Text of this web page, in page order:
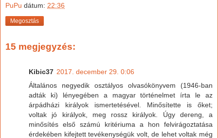
PuPu dátum: 22:36
Megosztás
15 megjegyzés:
Kibic37 2017. december 29. 0:06
Általános negyedik osztályos olvasókönyvem (1946-ban
adták ki) lényegében a magyar történelmet írta le az
árpádházi királyok ismertetésével. Minősítette is őket;
voltak jó királyok, meg rossz királyok. Úgy dereng, a
minősítés első számú kritériuma a hon felvirágoztatása
érdekében kifejtett tevékenységük volt, de lehet voltak még